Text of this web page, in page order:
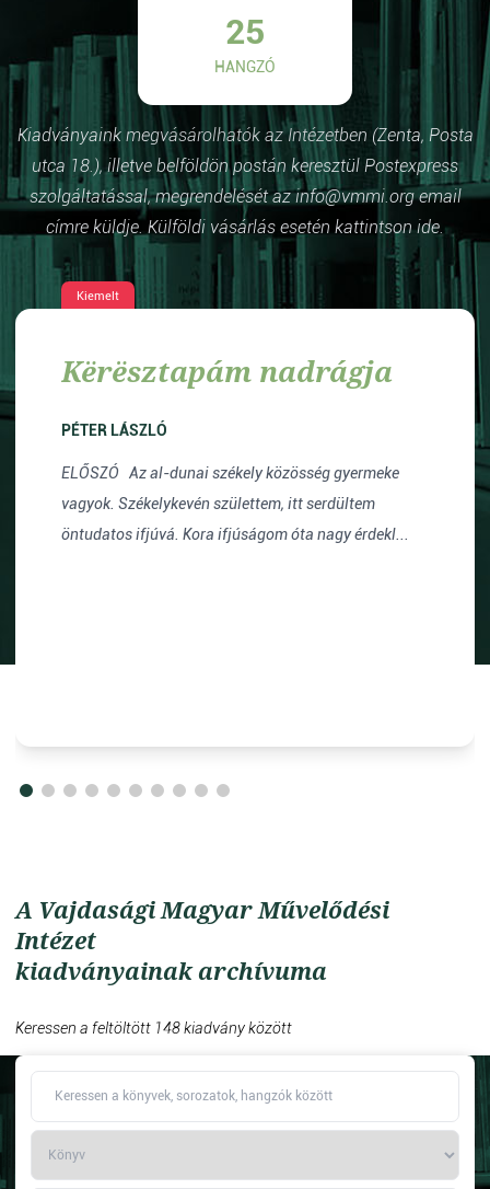
25
HANGZÓ
Kiadványaink megvásárolhatók az Intézetben (Zenta, Posta
utca 18.), illetve belföldön postán keresztül Postexpress
szolgáltatással, megrendelését az info@vmmi.org email
címre küldje. Külföldi vásárlás esetén kattintson ide.
Kiemelt
Kërësztapám nadrágja
PÉTER LÁSZLÓ
ELŐSZÓ Az al-dunai székely közösség gyermeke
vagyok. Székelykevén születtem, itt serdültem
öntudatos ifjúvá. Kora ifjúságom óta nagy érdekl...
A Vajdasági Magyar Művelődési
Intézet
kiadványainak archívuma
Keressen a feltöltött 148 kiadvány között